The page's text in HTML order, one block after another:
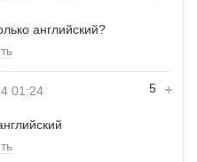
английский?
5
01:24